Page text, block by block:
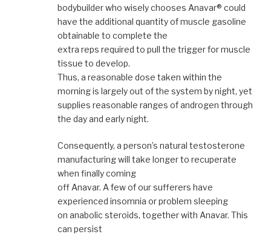
bodybuilder who wisely chooses Anavar® could
have the additional quantity of muscle gasoline
obtainable to complete the
extra reps required to pull the trigger for muscle
tissue to develop.
Thus, a reasonable dose taken within the
morning is largely out of the system by night, yet
supplies reasonable ranges of androgen through
the day and early night.
Consequently, a person’s natural testosterone
manufacturing will take longer to recuperate
when finally coming
off Anavar. A few of our sufferers have
experienced insomnia or problem sleeping
on anabolic steroids, together with Anavar. This
can persist